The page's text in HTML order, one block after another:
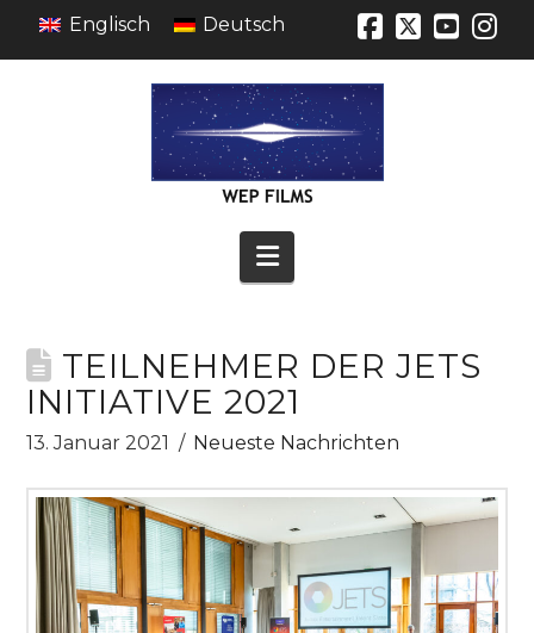
Englisch Deutsch
Facebook
X
Navigation
TEILNEHMER DER JETS
INITIATIVE 2021
13. Januar 2021 Neueste Nachrichten